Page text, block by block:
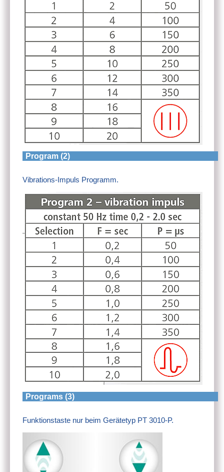
Program (2)
Vibrations-Impuls Programm.
Programs (3)
Funktionstaste nur beim Gerätetyp PT 3010-P.